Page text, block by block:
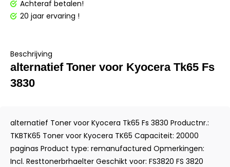
Achteraf betalen!
20 jaar ervaring !
Beschrijving
alternatief Toner voor Kyocera Tk65 Fs
3830
alternatief Toner voor Kyocera Tk65 Fs 3830 Productnr.:
TKBTK65 Toner voor Kyocera TK65 Capaciteit: 20000
paginas Product type: remanufactured Opmerkingen:
Incl. Resttonerbrhaelter Geschikt voor: FS3820 FS 3820